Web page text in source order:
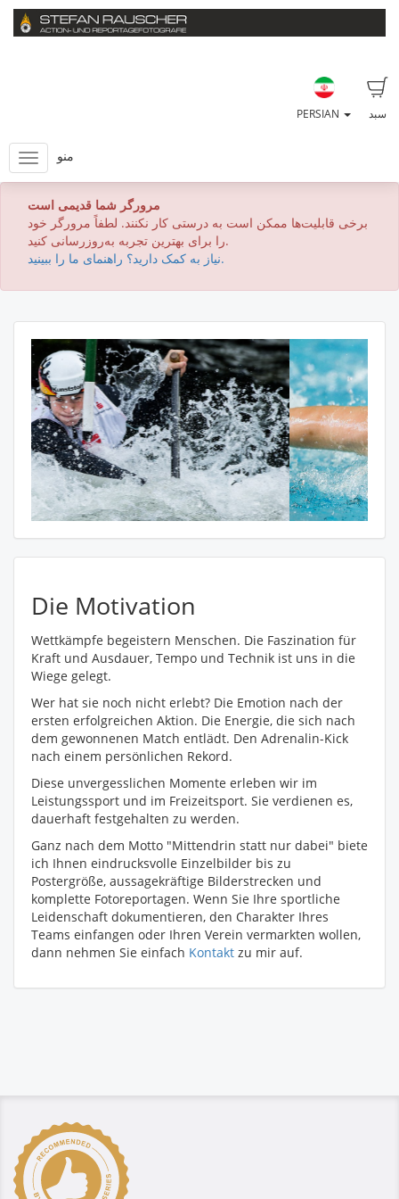
سبد PERSIAN
منو
مرورگر شما قدیمی است
برخی قابلیت‌ها ممکن است به درستی کار نکنند. لطفاً مرورگر خود
را برای بهترین تجربه به‌روزرسانی کنید.
نیاز به کمک دارید؟ راهنمای ما را ببینید.
Die Motivation
Wettkämpfe begeistern Menschen. Die Faszination für
Kraft und Ausdauer, Tempo und Technik ist uns in die
Wiege gelegt.
Wer hat sie noch nicht erlebt? Die Emotion nach der
ersten erfolgreichen Aktion. Die Energie, die sich nach
dem gewonnenen Match entlädt. Den Adrenalin-Kick
nach einem persönlichen Rekord.
Diese unvergesslichen Momente erleben wir im
Leistungssport und im Freizeitsport. Sie verdienen es,
dauerhaft festgehalten zu werden.
Ganz nach dem Motto "Mittendrin statt nur dabei" biete
ich Ihnen eindrucksvolle Einzelbilder bis zu
Postergröße, aussagekräftige Bilderstrecken und
komplette Fotoreportagen. Wenn Sie Ihre sportliche
Leidenschaft dokumentieren, den Charakter Ihres
Teams einfangen oder Ihren Verein vermarkten wollen,
dann nehmen Sie einfach Kontakt zu mir auf.